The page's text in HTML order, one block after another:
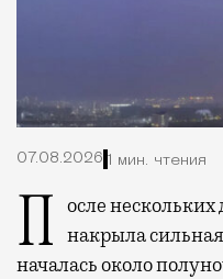
07.08.2026 1 мин. чтения
После нескольких дней жары Москву ночью накрыла
началась около